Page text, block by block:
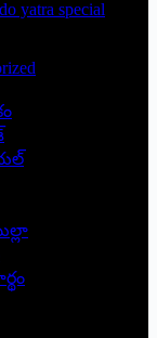
yatra special